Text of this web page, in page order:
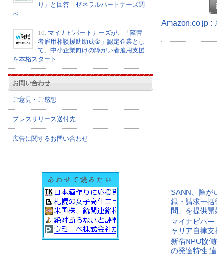
り」と回答―ゼネラルパートナーズ調
べ
10. マイナビパートナーズが、「障害
者雇用相談援助助成金」認定企業とし
て、中小企業向けの障がい者雇用支援
を本格スタート
お問い合わせ
ご意見・ご感想
プレスリリース送付先
広告に関するお問い合わせ
Amazon.co.jp :
SANN、障が
録・請求一括
問」を提供開
マイナビパ
ャリア自律
新宿NPO協
の発達特性